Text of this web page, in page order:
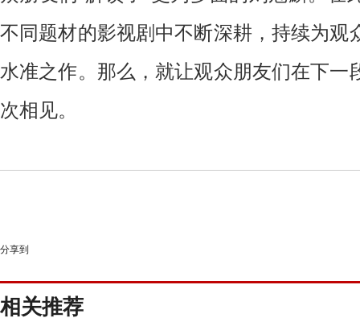
不同题材的影视剧中不断深耕，持续为观
水准之作。那么，就让观众朋友们在下一
次相见。
分享到
相关推荐